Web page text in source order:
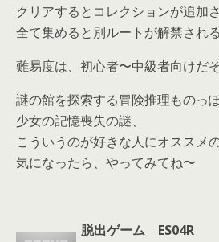
クリアするとコレクションが追加さ
全て集めると別ルートが解禁され
難易度は、初心者〜中級者向けだそ
謎の館を探索する冒険推理ものっ
少女の記憶喪失の謎、
こういうのが好きな人にオススメ
気になったら、やってみてね〜
脱出ゲーム ES04R